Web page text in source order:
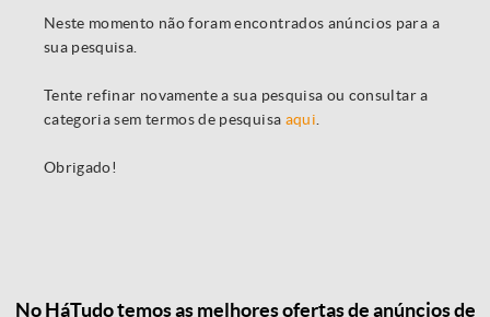
Neste momento não foram encontrados anúncios para a
sua pesquisa.
Tente refinar novamente a sua pesquisa ou consultar a
categoria sem termos de pesquisa aqui
Obrigado!
No HáTudo temos as melhores ofertas de anúncios de